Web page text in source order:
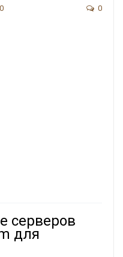
0 0
серверов
для